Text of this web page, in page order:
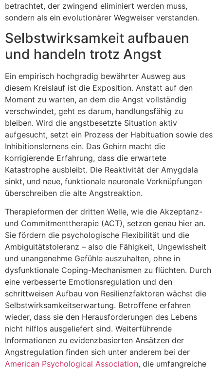
betrachtet, der zwingend eliminiert werden muss,
sondern als ein evolutionärer Wegweiser verstanden.
Selbstwirksamkeit aufbauen
und handeln trotz Angst
Ein empirisch hochgradig bewährter Ausweg aus
diesem Kreislauf ist die Exposition. Anstatt auf den
Moment zu warten, an dem die Angst vollständig
verschwindet, geht es darum, handlungsfähig zu
bleiben. Wird die angstbesetzte Situation aktiv
aufgesucht, setzt ein Prozess der Habituation sowie des
Inhibitionslernens ein. Das Gehirn macht die
korrigierende Erfahrung, dass die erwartete
Katastrophe ausbleibt. Die Reaktivität der Amygdala
sinkt, und neue, funktionale neuronale Verknüpfungen
überschreiben die alte Angstreaktion.
Therapieformen der dritten Welle, wie die Akzeptanz-
und Commitmenttherapie (ACT), setzen genau hier an.
Sie fördern die psychologische Flexibilität und die
Ambiguitätstoleranz – also die Fähigkeit, Ungewissheit
und unangenehme Gefühle auszuhalten, ohne in
dysfunktionale Coping-Mechanismen zu flüchten. Durch
eine verbesserte Emotionsregulation und den
schrittweisen Aufbau von Resilienzfaktoren wächst die
Selbstwirksamkeitserwartung. Betroffene erfahren
wieder, dass sie den Herausforderungen des Lebens
nicht hilflos ausgeliefert sind. Weiterführende
Informationen zu evidenzbasierten Ansätzen der
Angstregulation finden sich unter anderem bei der
American Psychological Association, die umfangreiche